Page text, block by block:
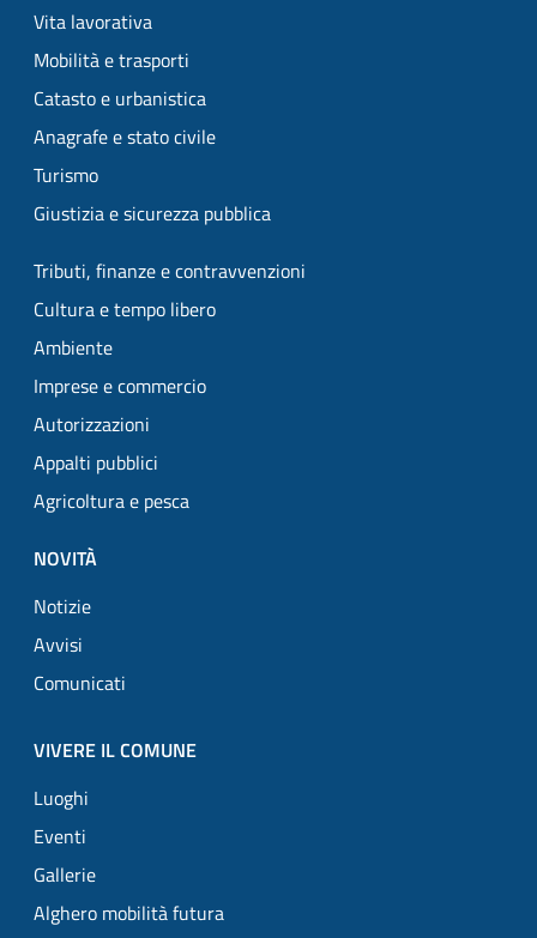
Vita lavorativa
Mobilità e trasporti
Catasto e urbanistica
Anagrafe e stato civile
Turismo
Giustizia e sicurezza pubblica
Tributi, finanze e contravvenzioni
Cultura e tempo libero
Ambiente
Imprese e commercio
Autorizzazioni
Appalti pubblici
Agricoltura e pesca
NOVITÀ
Notizie
Avvisi
Comunicati
VIVERE IL COMUNE
Luoghi
Eventi
Gallerie
Alghero mobilità futura